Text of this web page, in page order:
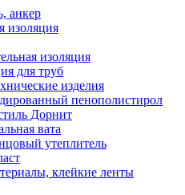
анкер
изоляция
изоляция
для труб
изделия
пенополистирол
Дорнит
вата
утеплитель
клейкие ленты